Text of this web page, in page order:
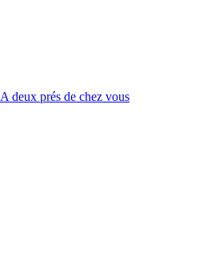
A deux prés de chez vous